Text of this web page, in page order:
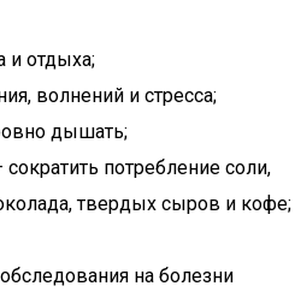
и отдыха;
волнений и стресса;
дышать;
потребление соли,
твердых сыров и кофе;
на болезни